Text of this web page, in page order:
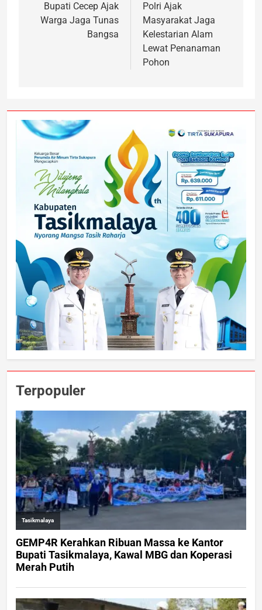
Bupati Cecep Ajak
Warga Jaga Tunas
Bangsa
Polri Ajak
Masyarakat Jaga
Kelestarian Alam
Lewat Penanaman
Pohon
Terpopuler